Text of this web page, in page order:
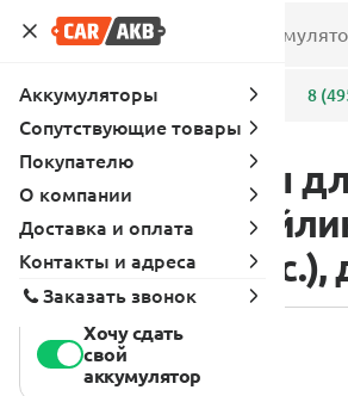
Адреса 8
Аккумуляторы
Astra H
2014 1.7 (125 л.с.),
Хочу сдать
свой
аккумулятор
Аккумуляторы
Сопутствующие товары
Покупателю
О компании
Доставка и оплата
Контакты и адреса
Заказать звонок